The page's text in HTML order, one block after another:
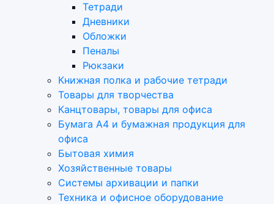
Тетради
Дневники
Обложки
Пеналы
Рюкзаки
Книжная полка и рабочие тетради
Товары для творчества
Канцтовары, товары для офиса
Бумага А4 и бумажная продукция для
офиса
Бытовая химия
Хозяйственные товары
Системы архивации и папки
Техника и офисное оборудование